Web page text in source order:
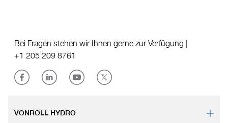
Bei Fragen stehen wir Ihnen gerne zur Verfügung |
+1 205 209 8761
VONROLL HYDRO